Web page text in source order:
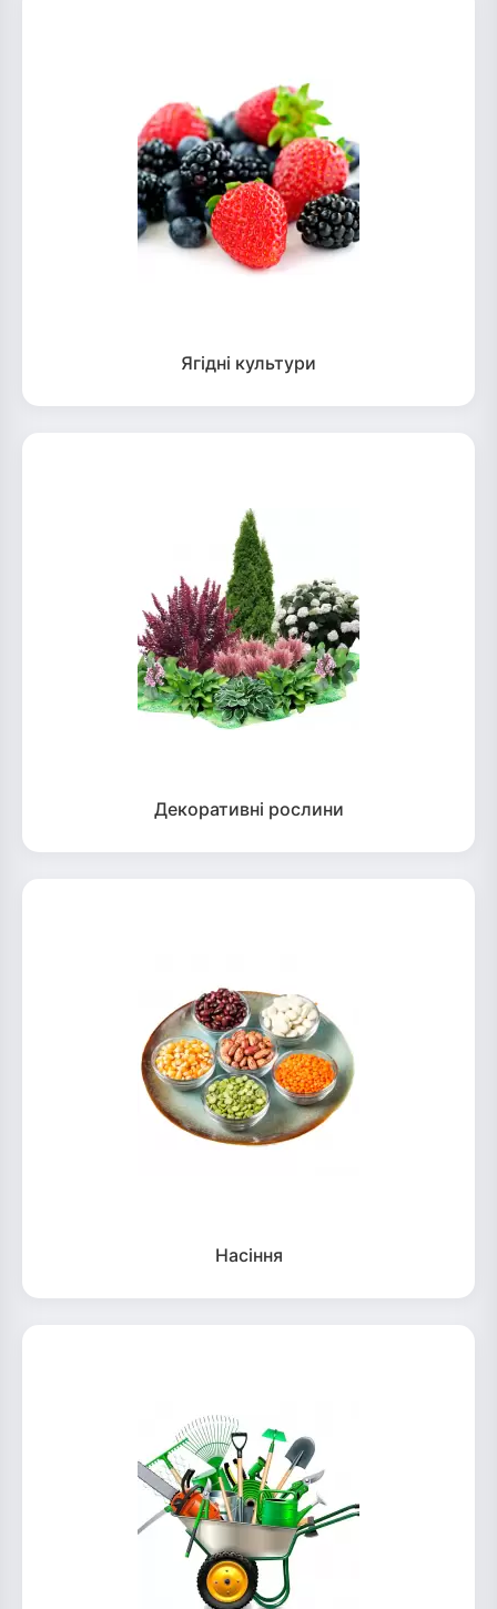
Ягідні культури
Декоративні рослини
Насіння